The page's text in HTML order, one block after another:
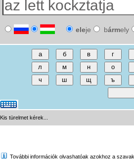
eleje bármely
Kis türelmet kérek...
További információk olvashatóak azokhoz a